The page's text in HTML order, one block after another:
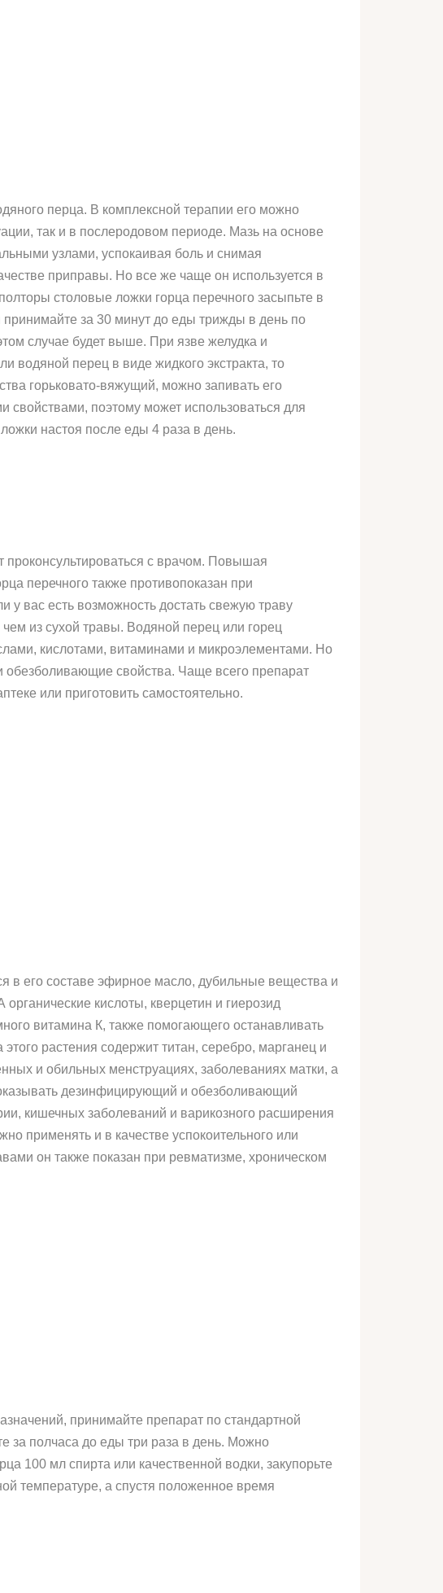
перца. В комплексной терапии его можно
так и в послеродовом периоде. Мазь на основе
узлами, успокаивая боль и снимая
приправы. Но все же чаще он используется в
столовые ложки горца перечного засыпьте в
принимайте за 30 минут до еды трижды в день по
случае будет выше. При язве желудка и
водяной перец в виде жидкого экстракта, то
горьковато-вяжущий, можно запивать его
поэтому может использоваться для
настоя после еды 4 раза в день.
с врачом. Повышая
перечного также противопоказан при
вас есть возможность достать свежую траву
из сухой травы. Водяной перец или горец
кислотами, витаминами и микроэлементами. Но
обезболивающие свойства. Чаще всего препарат
или приготовить самостоятельно.
его составе эфирное масло, дубильные вещества и
кислоты, кверцетин и гиерозид
витамина К, также помогающего останавливать
растения содержит титан, серебро, марганец и
и обильных менструациях, заболеваниях матки, а
дезинфицирующий и обезболивающий
кишечных заболеваний и варикозного расширения
применять и в качестве успокоительного или
он также показан при ревматизме, хроническом
принимайте препарат по стандартной
за полчаса до еды три раза в день. Можно
100 мл спирта или качественной водки, закупорьте
температуре, а спустя положенное время